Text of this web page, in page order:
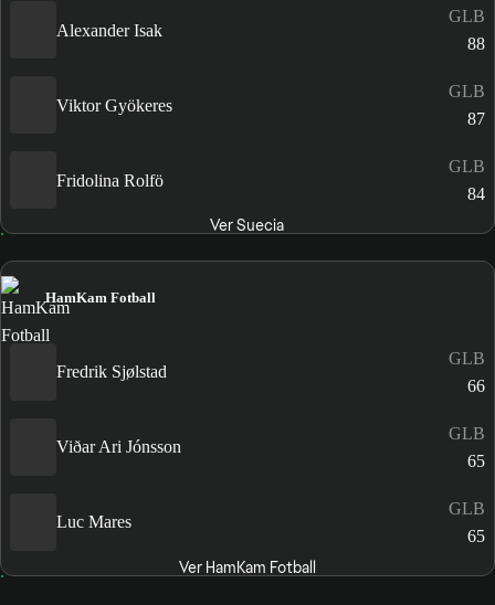
Alexander Isak
GLB
88
Viktor Gyökeres
GLB
87
Fridolina Rolfö
GLB
84
Ver Suecia
HamKam Fotball
Fredrik Sjølstad
GLB
66
Viðar Ari Jónsson
GLB
65
Luc Mares
GLB
65
Ver HamKam Fotball